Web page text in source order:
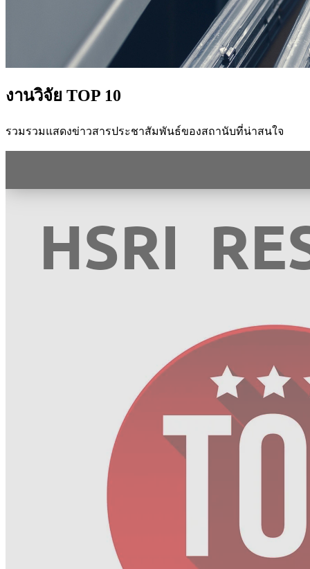
งานวิจัย TOP 10
รวมรวมแสดงข่าวสารประชาสัมพันธ์ของสถานับที่น่าสนใจ